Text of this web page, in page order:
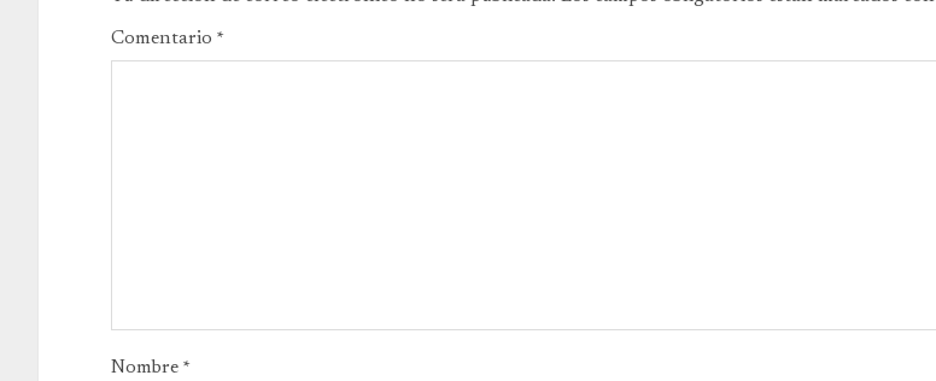
Comentario *
Nombre *